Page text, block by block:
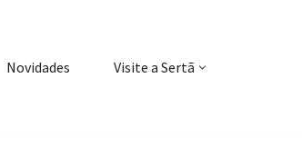
Novidades Visite a Sertã